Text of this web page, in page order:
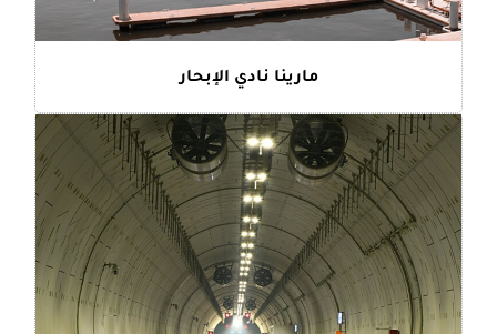
مارينا نادي الإبحار